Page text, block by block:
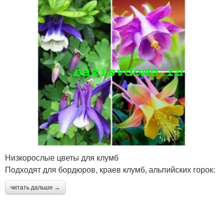
Низкорослые цветы для клумб
Подходят для бордюров, краев клумб, альпийских горок:
читать дальше →